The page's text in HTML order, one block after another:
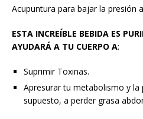
Acupuntura para bajar la presión
ESTA INCREÍBLE BEBIDA ES
AYUDARÁ A TU CUERPO A:
Suprimir Toxinas.
Apresurar tu metabolismo y la
supuesto, a perder grasa